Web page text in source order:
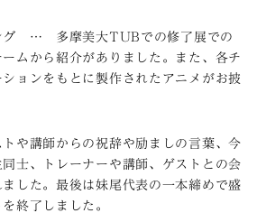
グ … 多摩美大TUBでの修了展での
ムから紹介がありました。また、各チ
ョンをもとに製作されたアニメがお披
講師からの祝辞や励ましの言葉、今
士、トレーナーや講師、ゲストとの会
した。最後は妹尾代表の一本締めで盛
終了しました。